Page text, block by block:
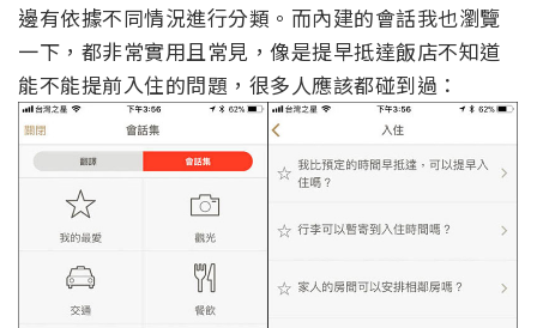
邊有依據不同情況進行分類。而內建的會話我也瀏覽
一下，都非常實用且常見，像是提早抵達飯店不知道
能不能提前入住的問題，很多人應該都碰到過：